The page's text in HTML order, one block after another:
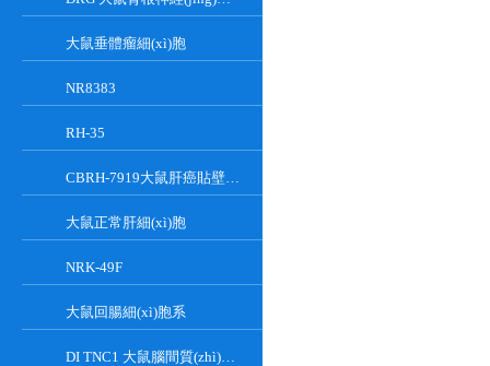
大鼠垂體瘤細(xì)胞
NR8383
RH-35
CBRH-7919大鼠肝癌貼壁細(xì)胞系
大鼠正常肝細(xì)胞
NRK-49F
大鼠回腸細(xì)胞系
DI TNC1 大鼠腦間質(zhì)細(xì)胞系